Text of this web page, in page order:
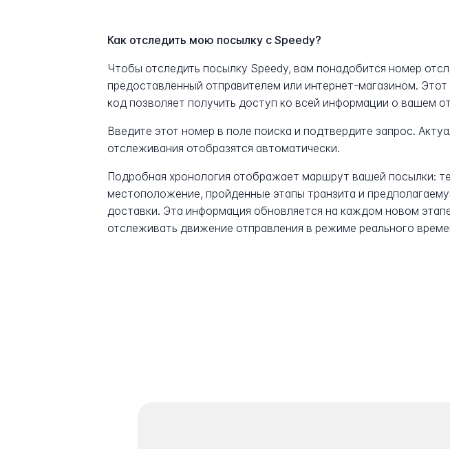
Как отследить мою посылку с Speedy?
Чтобы отследить посылку Speedy, вам понадобится номер
предоставленный отправителем или интернет-магазином. Этот
код позволяет получить доступ ко всей информации о вашем
Введите этот номер в поле поиска и подтвердите запрос.
отслеживания отобразятся автоматически.
Подробная хронология отображает маршрут вашей посылки:
местоположение, пройденные этапы транзита и
доставки. Эта информация обновляется на каждом новом
отслеживать движение отправления в режиме реального